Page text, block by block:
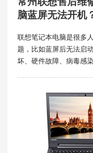
脑蓝屏无法开机
联想笔记本电脑是很多
题，比如蓝屏后无法启
坏、硬件故障、病毒感